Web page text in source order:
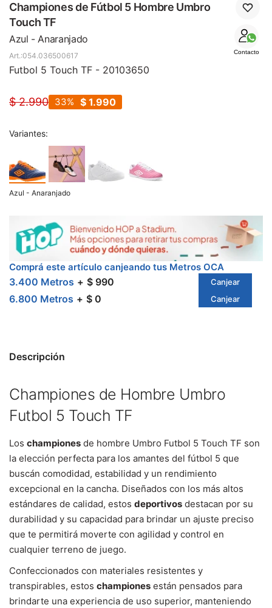
Championes de Fútbol 5 Hombre Umbro
Touch TF
Azul - Anaranjado
Contacto
054.036500617
Futbol 5 Touch TF - 20103650
$ 2.990 $ 1.990
33
Variantes:
Azul - Anaranjado
Comprá este artículo canjeando tus Metros OCA
3.400 Metros $ 990 Canjear
6.800 Metros $ 0 Canjear
Descripción
Championes de Hombre Umbro
Futbol 5 Touch TF
Los championes de hombre Umbro Futbol 5 Touch TF son
la elección perfecta para los amantes del fútbol 5 que
buscán comodidad, estabilidad y un rendimiento
excepcional en la cancha. Diseñados con los más altos
estándares de calidad, estos deportivos destacan por su
durabilidad y su capacidad para brindar un ajuste preciso
que te permitirá moverte con agilidad y control en
cualquier terreno de juego.
Confeccionados con materiales resistentes y
transpirables, estos championes están pensados para
brindarte una experiencia de uso superior, manteniendo